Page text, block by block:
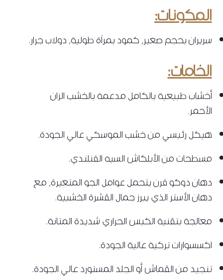
المكونات:
سريران بحجم صغير، كمود بمرآة طولية، دولاب جرار.
الخامات:
‌أخشاب طبيعية بالكامل مدعمة بالخشب الزان
الأحمر.
‌هيكل رئيسي من خشب الموسكي عالي الجودة.
‌مسطحات من الأبلكاش السيه الفنلندي.
‌دهان دوكو فرن يتحمل عوامل الجو المتغيرة، مع
دهان الأستر الذي يبرز جمال القشرة الخشبية.
‌معالجة بتقنية الكبس الحراري شديدة المتانة.
اكسسوارات تركية عالية الجودة.
تنجيد من القماش أو الجلد المستورد عالي الجودة.